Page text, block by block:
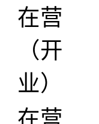
在营
（开
业）
在营